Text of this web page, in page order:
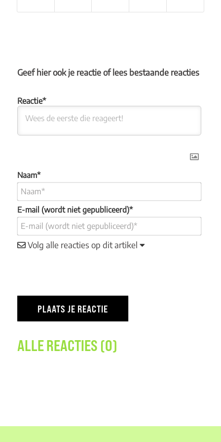
Geef hier ook je reactie of lees bestaande reacties
Naam*
E-mail (wordt niet gepubliceerd)*
Volg alle reacties op dit artikel
ALLE REACTIES (0)